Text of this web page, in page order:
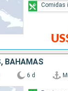
Comidas
BAHAMAS
6 d